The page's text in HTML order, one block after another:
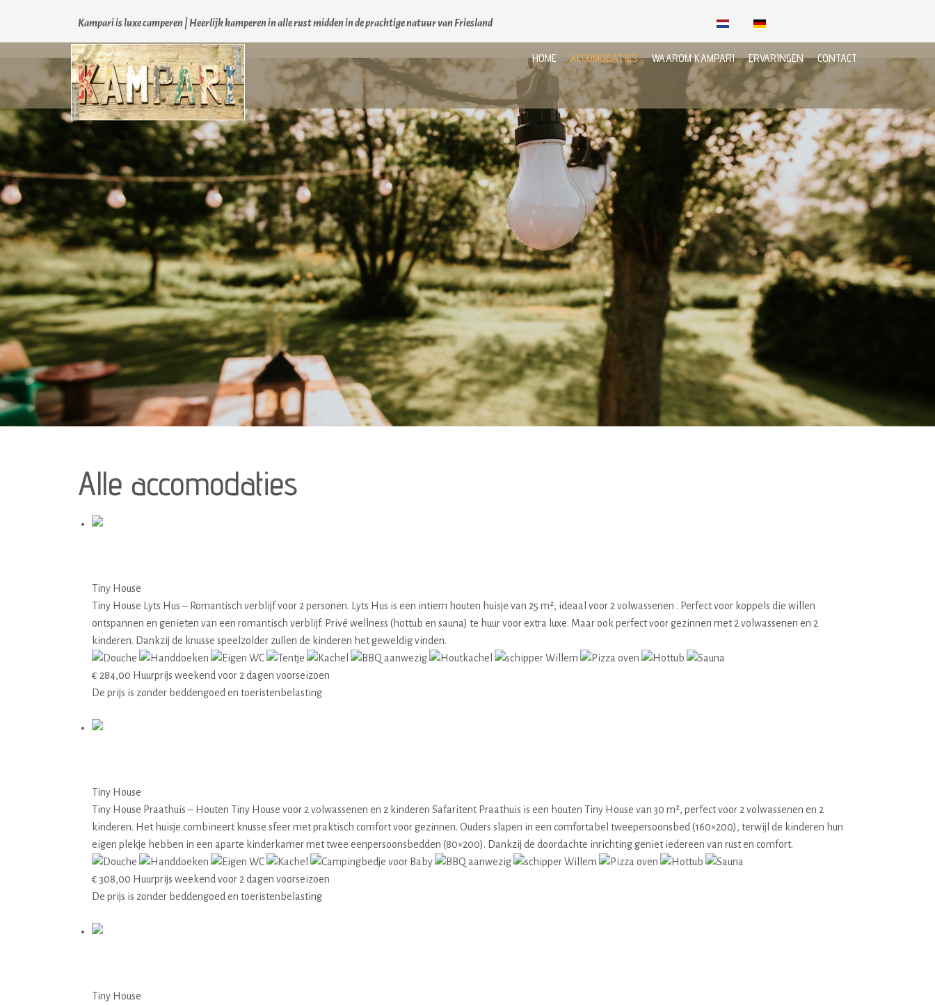
Kampari is luxe camperen | Heerlijk kamperen in alle rust midden in de prachtige natuur van Friesland
HOME ACCOMODATIES WAAROM KAMPARI ERVARINGEN CONTACT
Alle accomodaties
Tiny House
Tiny House Lyts Hus – Romantisch verblijf voor 2 personen. Lyts Hus is een intiem houten huisje van 25 m², ideaal voor 2 volwassenen . Perfect voor koppels die willen
ontspannen en genieten van een romantisch verblijf. Privé wellness (hottub en sauna) te huur voor extra luxe. Maar ook perfect voor gezinnen met 2 volwassenen en 2
kinderen. Dankzij de knusse speelzolder zullen de kinderen het geweldig vinden.
€ 284,00 Huurprijs weekend voor 2 dagen voorseizoen
De prijs is zonder beddengoed en toeristenbelasting
Tiny House
Tiny House Praathuis – Houten Tiny House voor 2 volwassenen en 2 kinderen Safaritent Praathuis is een houten Tiny House van 30 m², perfect voor 2 volwassenen en 2
kinderen. Het huisje combineert knusse sfeer met praktisch comfort voor gezinnen. Ouders slapen in een comfortabel tweepersoonsbed (160×200), terwijl de kinderen hun
eigen plekje hebben in een aparte kinderkamer met twee eenpersoonsbedden (80×200). Dankzij de doordachte inrichting geniet iedereen van rust en comfort.
€ 308,00 Huurprijs weekend voor 2 dagen voorseizoen
De prijs is zonder beddengoed en toeristenbelasting
Tiny House